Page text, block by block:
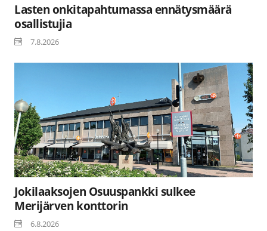
Lasten onkitapahtumassa ennätysmäärä
osallistujia
7.8.2026
Jokilaaksojen Osuuspankki sulkee
Merijärven konttorin
6.8.2026